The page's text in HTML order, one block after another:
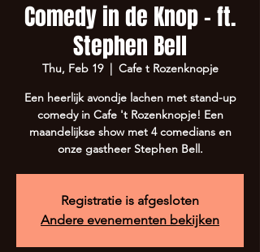
Comedy in de Knop - ft.
Stephen Bell
Thu, Feb 19
  |
Cafe t Rozenknopje
Een heerlijk avondje lachen met stand-up
comedy in Cafe 't Rozenknopje! Een
maandelijkse show met 4 comedians en
onze gastheer Stephen Bell.
Registratie is afgesloten
Andere evenementen bekijken